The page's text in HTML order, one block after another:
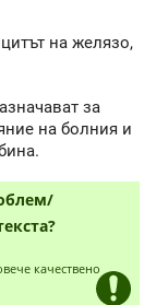
на желязо,
за
на болния и
качествено